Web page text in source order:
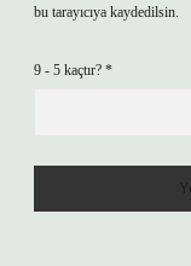
bu tarayıcıya kaydedilsin.
9 - 5 kaçtır? *